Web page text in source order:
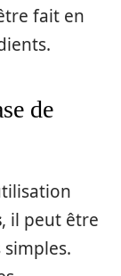
fait en
de
, il peut être